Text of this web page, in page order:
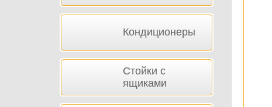
Кондиционеры
Стойки с
ящиками